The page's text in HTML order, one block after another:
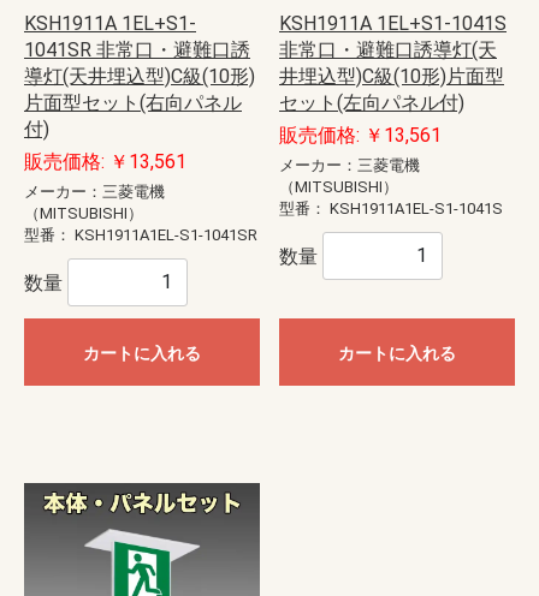
KSH1911A 1EL+S1-
1041SR 非常口・避難口誘
導灯(天井埋込型)C級(10形)
片面型セット(右向パネル
付)
販売価格: ￥13,561
メーカー：三菱電機
（MITSUBISHI）
型番： KSH1911A1EL-S1-1041SR
数量
カートに入れる
KSH1911A 1EL+S1-1041S
非常口・避難口誘導灯(天
井埋込型)C級(10形)片面型
セット(左向パネル付)
販売価格: ￥13,561
メーカー：三菱電機
（MITSUBISHI）
型番： KSH1911A1EL-S1-1041S
数量
カートに入れる